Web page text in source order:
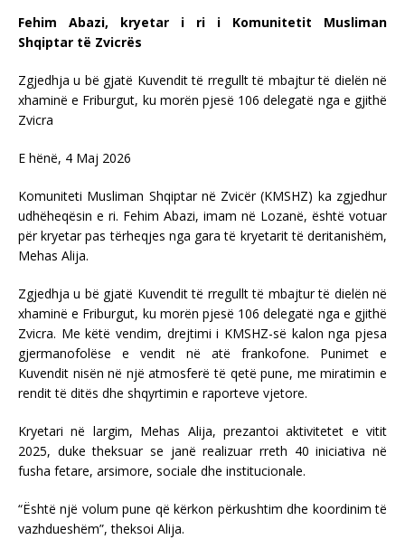
Fehim Abazi, kryetar i ri i Komunitetit Musliman
Shqiptar të Zvicrës
Zgjedhja u bë gjatë Kuvendit të rregullt të mbajtur të dielën në
xhaminë e Friburgut, ku morën pjesë 106 delegatë nga e gjithë
Zvicra
E hënë, 4 Maj 2026
Komuniteti Musliman Shqiptar në Zvicër (KMSHZ) ka zgjedhur
udhëheqësin e ri. Fehim Abazi, imam në Lozanë, është votuar
për kryetar pas tërheqjes nga gara të kryetarit të deritanishëm,
Mehas Alija.
Zgjedhja u bë gjatë Kuvendit të rregullt të mbajtur të dielën në
xhaminë e Friburgut, ku morën pjesë 106 delegatë nga e gjithë
Zvicra. Me këtë vendim, drejtimi i KMSHZ-së kalon nga pjesa
gjermanofolëse e vendit në atë frankofone. Punimet e
Kuvendit nisën në një atmosferë të qetë pune, me miratimin e
rendit të ditës dhe shqyrtimin e raporteve vjetore.
Kryetari në largim, Mehas Alija, prezantoi aktivitetet e vitit
2025, duke theksuar se janë realizuar rreth 40 iniciativa në
fusha fetare, arsimore, sociale dhe institucionale.
“Është një volum pune që kërkon përkushtim dhe koordinim të
vazhdueshëm”, theksoi Alija.